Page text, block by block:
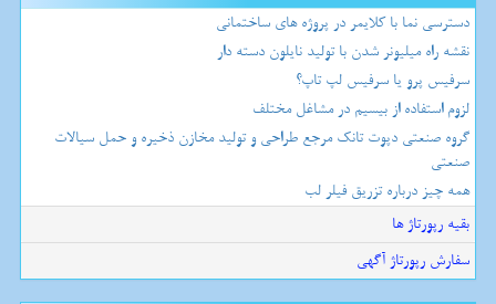
دسترسی نما با کلایمر در پروژه های ساختمانی
نقشه راه میلیونر شدن با تولید نایلون دسته دار
سرفیس پرو یا سرفیس لپ تاپ؟
لزوم استفاده از بیسیم در مشاغل مختلف
گروه صنعتی دپوت تانک مرجع طراحی و تولید مخازن ذخیره و حمل سیالات
صنعتی
همه چیز درباره تزریق فیلر لب
بقیه رپورتاژ ها
سفارش رپورتاژ آگهی